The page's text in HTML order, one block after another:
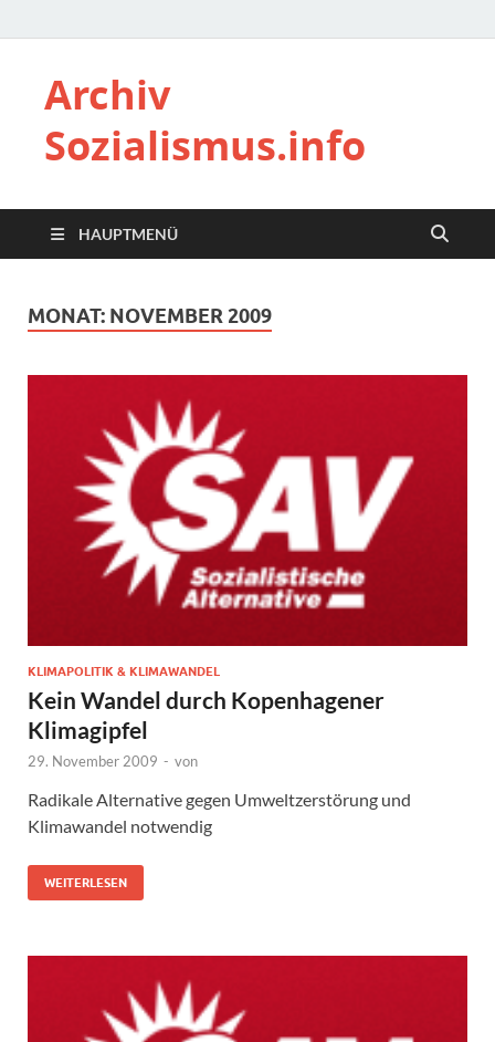
Archiv
Sozialismus.info
HAUPTMENÜ
MONAT: NOVEMBER 2009
KLIMAPOLITIK & KLIMAWANDEL
Kein Wandel durch Kopenhagener
Klimagipfel
29. November 2009 - von
Radikale Alternative gegen Umweltzerstörung und
Klimawandel notwendig
WEITERLESEN